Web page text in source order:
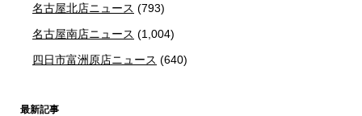
名古屋北店ニュース (793)
名古屋南店ニュース (1,004)
四日市富洲原店ニュース (640)
最新記事